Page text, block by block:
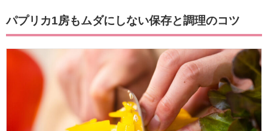
パプリカ1房もムダにしない保存と調理のコツ